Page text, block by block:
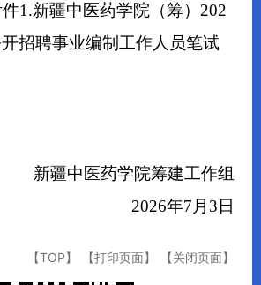
件1.新疆中医药学院（筹）202
招聘事业编制工作人员笔试
新疆中医药学院筹建工作组
2026年7月3日
【TOP】 【打印页面】 【关闭页面】